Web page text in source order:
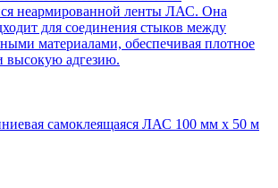
самоклеящаяся ЛАС 100 мм х 50 м